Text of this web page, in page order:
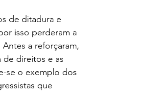
de ditadura e
isso perderam a
a reforçaram,
de direitos e as
se o exemplo dos
que